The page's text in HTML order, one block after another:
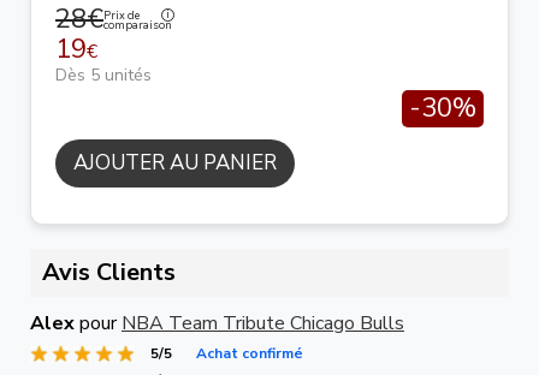
28€Prix de
comparaison
19€
Dès 5 unités
-30%
AJOUTER AU PANIER
Avis Clients
AlexpourNBA Team Tribute Chicago Bulls
5/5 Achat confirmé